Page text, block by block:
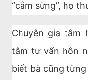
“cắm sừng”, họ
Chuyên gia tâm
tâm tư vấn hôn
biết bà cũng